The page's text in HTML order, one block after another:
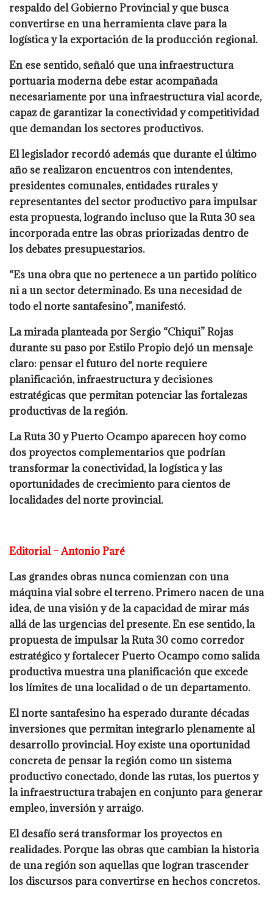
respaldo del Gobierno Provincial y que busca
convertirse en una herramienta clave para la
logística y la exportación de la producción regional.
En ese sentido, señaló que una infraestructura
portuaria moderna debe estar acompañada
necesariamente por una infraestructura vial acorde,
capaz de garantizar la conectividad y competitividad
que demandan los sectores productivos.
El legislador recordó además que durante el último
año se realizaron encuentros con intendentes,
presidentes comunales, entidades rurales y
representantes del sector productivo para impulsar
esta propuesta, logrando incluso que la Ruta 30 sea
incorporada entre las obras priorizadas dentro de
los debates presupuestarios.
“Es una obra que no pertenece a un partido político
ni a un sector determinado. Es una necesidad de
todo el norte santafesino”, manifestó.
La mirada planteada por Sergio “Chiqui” Rojas
durante su paso por Estilo Propio dejó un mensaje
claro: pensar el futuro del norte requiere
planificación, infraestructura y decisiones
estratégicas que permitan potenciar las fortalezas
productivas de la región.
La Ruta 30 y Puerto Ocampo aparecen hoy como
dos proyectos complementarios que podrían
transformar la conectividad, la logística y las
oportunidades de crecimiento para cientos de
localidades del norte provincial.
Editorial – Antonio Paré
Las grandes obras nunca comienzan con una
máquina vial sobre el terreno. Primero nacen de una
idea, de una visión y de la capacidad de mirar más
allá de las urgencias del presente. En ese sentido, la
propuesta de impulsar la Ruta 30 como corredor
estratégico y fortalecer Puerto Ocampo como salida
productiva muestra una planificación que excede
los límites de una localidad o de un departamento.
El norte santafesino ha esperado durante décadas
inversiones que permitan integrarlo plenamente al
desarrollo provincial. Hoy existe una oportunidad
concreta de pensar la región como un sistema
productivo conectado, donde las rutas, los puertos y
la infraestructura trabajen en conjunto para generar
empleo, inversión y arraigo.
El desafío será transformar los proyectos en
realidades. Porque las obras que cambian la historia
de una región son aquellas que logran trascender
los discursos para convertirse en hechos concretos.